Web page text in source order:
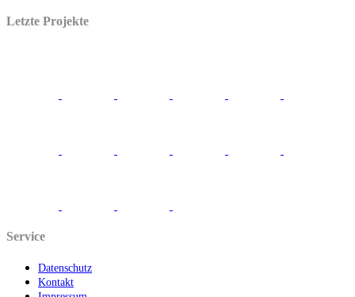
Letzte Projekte
Service
Datenschutz
Kontakt